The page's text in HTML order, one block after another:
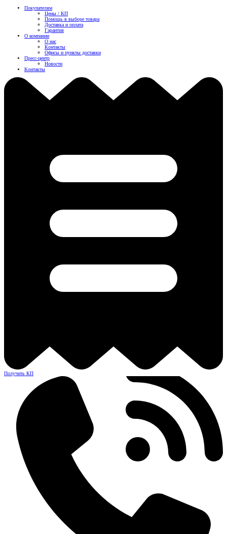
Покупателям
Цены / КП
Помощь в выборе товара
Доставка и оплата
Гарантия
О компании
О нас
Контакты
Офисы и пункты доставки
Пресс-центр
Новости
Контакты
Получить КП